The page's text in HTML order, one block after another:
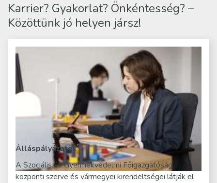
Karrier? Gyakorlat? Önkéntesség? –
Közöttünk jó helyen jársz!
Álláspályázatok
A Szociális és Gyermekvédelmi Főigazgatóság
központi szerve és vármegyei kirendeltségei látják el